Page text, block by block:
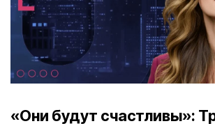
«Они будут счастливы»: